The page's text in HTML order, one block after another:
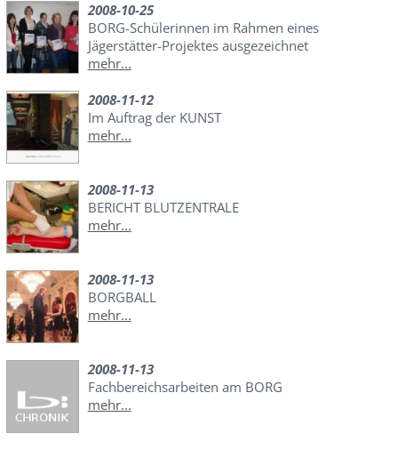
2008-10-25
BORG-Schülerinnen im Rahmen eines
Jägerstätter-Projektes ausgezeichnet
mehr...
2008-11-12
Im Auftrag der KUNST
mehr...
2008-11-13
BERICHT BLUTZENTRALE
mehr...
2008-11-13
BORGBALL
mehr...
2008-11-13
Fachbereichsarbeiten am BORG
mehr...